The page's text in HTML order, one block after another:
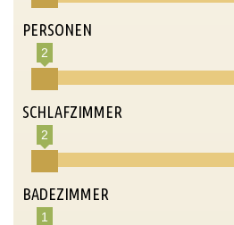
PERSONEN
2
SCHLAFZIMMER
2
BADEZIMMER
1